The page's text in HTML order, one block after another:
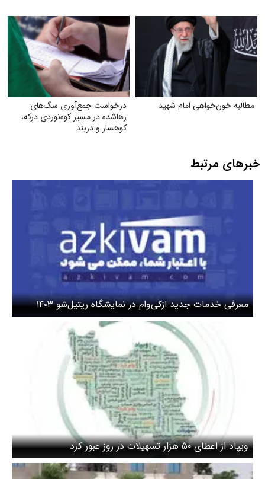
مطالبه خون‌خواهی امام شهید
درخواست جمع‌آوری سگ‌های
رهاشده در مسیر کوه‌نوردی درکه،
کوهسار و دربند
خبرهای مرتبط
معرفی خدمات جدید ازکی‌وام در نمایشگاه ریتیل‌شو ۱۴۰۳
ویپاد از اعطای ۵۰ هزار تسهیلات در روز عبور کرد